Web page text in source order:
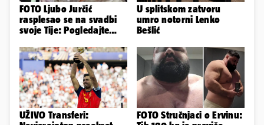
FOTO Ljubo Jurčić
rasplesao se na svadbi
svoje Tije: Pogledajte
vjenčanje...
U splitskom zatvoru
umro notorni Lenko
Bešlić
UŽIVO Transferi:
FOTO Stručnjaci o Ervinu: